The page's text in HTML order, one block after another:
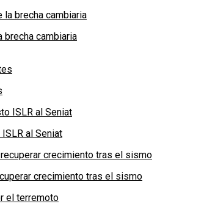
brecha cambiaria
al Seniat
crecimiento tras el sismo